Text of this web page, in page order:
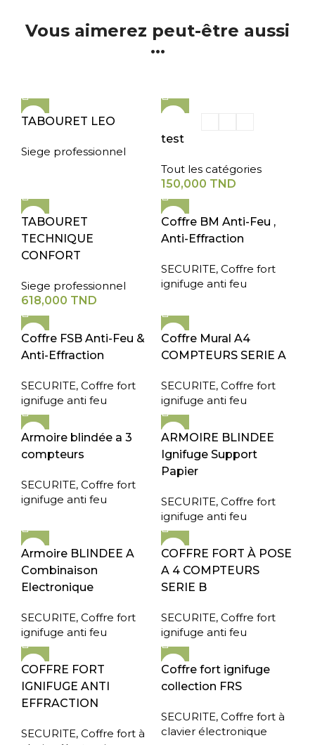
Vous aimerez peut-être aussi
...
TABOURET LEO
Siege professionnel
test
Tout les catégories
150,000 TND
TABOURET
TECHNIQUE
CONFORT
Siege professionnel
618,000 TND
Coffre BM Anti-Feu ,
Anti-Effraction
SECURITE, Coffre fort
ignifuge anti feu
Coffre FSB Anti-Feu &
Anti-Effraction
SECURITE, Coffre fort
ignifuge anti feu
Coffre Mural A4
COMPTEURS SERIE A
SECURITE, Coffre fort
ignifuge anti feu
Armoire blindée a 3
compteurs
SECURITE, Coffre fort
ignifuge anti feu
ARMOIRE BLINDEE
Ignifuge Support
Papier
SECURITE, Coffre fort
ignifuge anti feu
Armoire BLINDEE A
Combinaison
Electronique
SECURITE, Coffre fort
ignifuge anti feu
COFFRE FORT À POSE
A 4 COMPTEURS
SERIE B
SECURITE, Coffre fort
ignifuge anti feu
COFFRE FORT
IGNIFUGE ANTI
EFFRACTION
SECURITE, Coffre fort à
Coffre fort ignifuge
collection FRS
SECURITE, Coffre fort à
clavier électronique